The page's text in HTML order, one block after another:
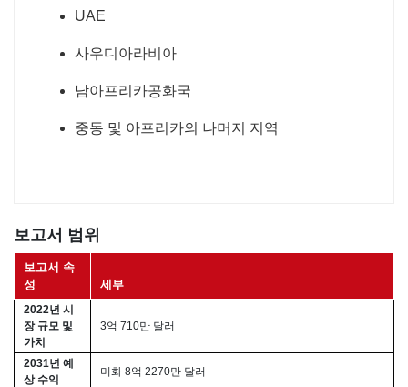
UAE
사우디아라비아
남아프리카공화국
중동 및 아프리카의 나머지 지역
보고서 범위
보고서 속
성
세부
2022년 시
장 규모 및
가치
3억 710만 달러
2031년 예
상 수익
미화 8억 2270만 달러